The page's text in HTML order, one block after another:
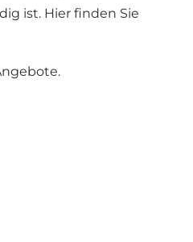
ist. Hier finden Sie
.